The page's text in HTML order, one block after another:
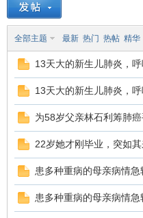
» ›
全部主题 最新 热门 热帖 精华
13天大的新生儿肺炎，
13天大的新生儿肺炎，
为58岁父亲林石利筹肺
22岁她才刚毕业，突如
患多种重病的母亲病情
患多种重病的母亲病情